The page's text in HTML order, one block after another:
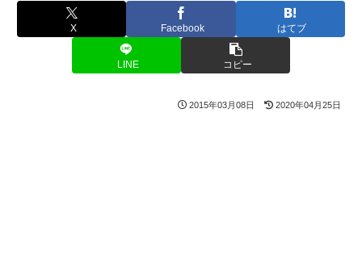
X Facebook はてブ
LINE コピー
2015年03月08日 2020年04月25日